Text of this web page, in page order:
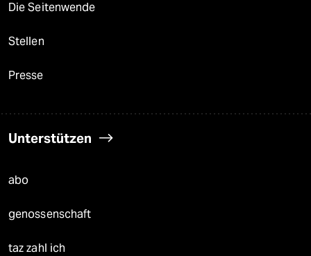
Die Seitenwende
Stellen
Presse
Unterstützen
abo
genossenschaft
taz zahl ich